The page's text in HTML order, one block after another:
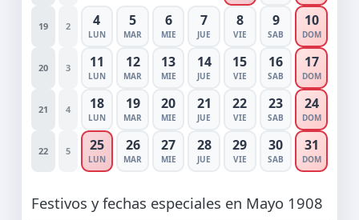
19 2 4
LUN
5
MAR
6
MIE
7
JUE
8
VIE
9
SAB
10
DOM
20 3 11
LUN
12
MAR
13
MIE
14
JUE
15
VIE
16
SAB
17
DOM
21 4 18
LUN
19
MAR
20
MIE
21
JUE
22
VIE
23
SAB
24
DOM
22 5 25
LUN
26
MAR
27
MIE
28
JUE
29
VIE
30
SAB
31
DOM
Festivos y fechas especiales en Mayo 1908